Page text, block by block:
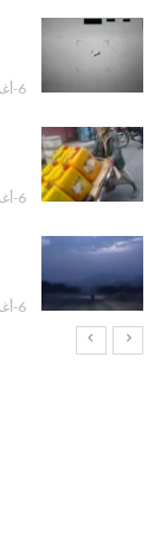
6-أغسطس- 2026
6-أغسطس- 2026
6-أغسطس- 2026